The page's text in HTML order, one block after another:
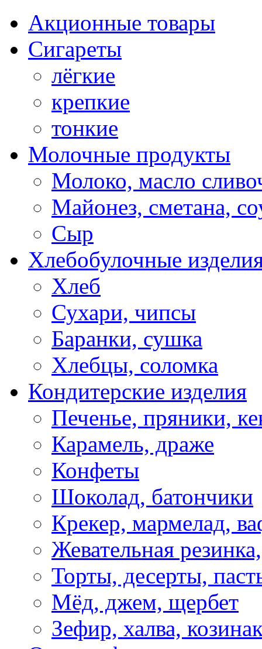
Акционные товары
Сигареты
лёгкие
крепкие
тонкие
Молочные продукты
Молоко, масло
Майонез, сметана,
Сыр
Хлебобулочные
Хлеб
Сухари, чипсы
Баранки, сушка
Хлебцы, соломка
Кондитерские изделия
Печенье, пряники,
Карамель, драже
Конфеты
Шоколад, батончики
Крекер, мармелад,
Жевательная
Торты, десерты,
Мёд, джем, щербет
Зефир, халва,